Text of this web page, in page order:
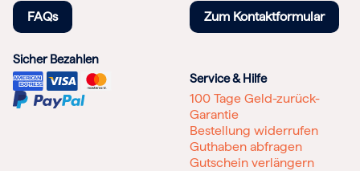
FAQs Zum Kontaktformular
Sicher Bezahlen
Service & Hilfe
100 Tage Geld-zurück-
Garantie
Bestellung widerrufen
Guthaben abfragen
Gutschein verlängern